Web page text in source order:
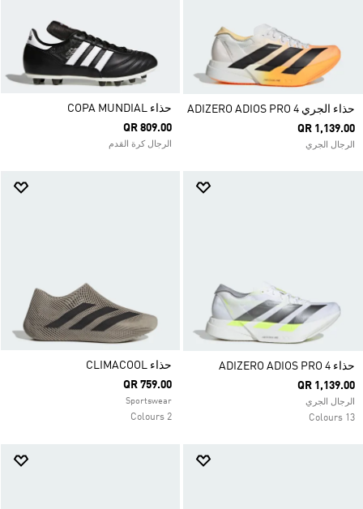
حذاء الجري ADIZERO ADIOS PRO 4
QR 1,139.00
الرجال الجري
حذاء COPA MUNDIAL
QR 809.00
الرجال كرة القدم
حذاء ADIZERO ADIOS PRO 4
QR 1,139.00
الرجال الجري
13 Colours
حذاء CLIMACOOL
QR 759.00
Sportswear
2 Colours